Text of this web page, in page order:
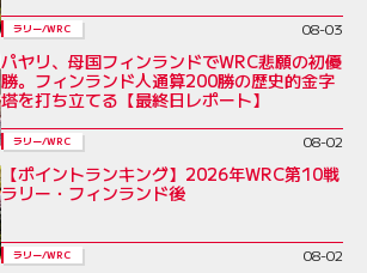
ラリー/WRC 08-03
パヤリ、母国フィンランドでWRC悲願の初優
勝。フィンランド人通算200勝の歴史的金字
塔を打ち立てる【最終日レポート】
ラリー/WRC 08-02
【ポイントランキング】2026年WRC第10戦
ラリー・フィンランド後
ラリー/WRC 08-02